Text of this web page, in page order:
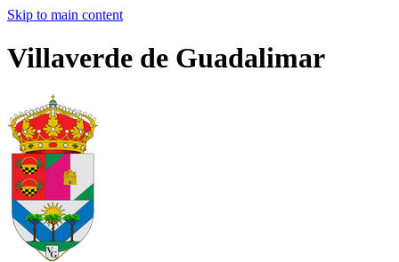
Skip to main content
Villaverde de Guadalimar